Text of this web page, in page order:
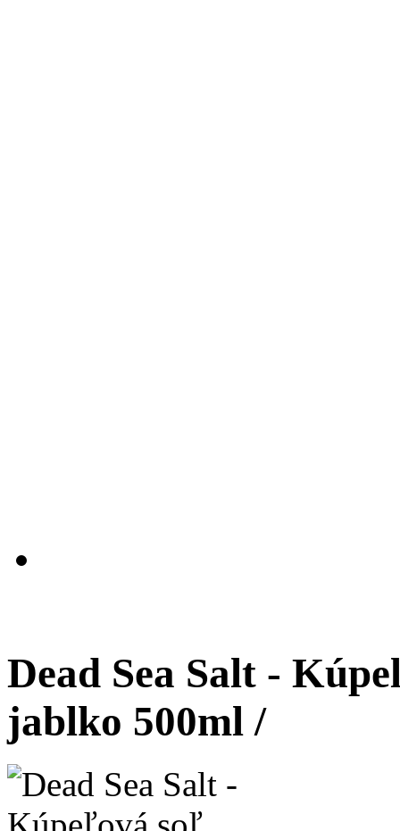
Dead Sea Salt -
jablko 500ml /